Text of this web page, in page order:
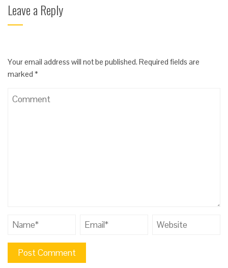
Leave a Reply
Your email address will not be published. Required fields are
marked *